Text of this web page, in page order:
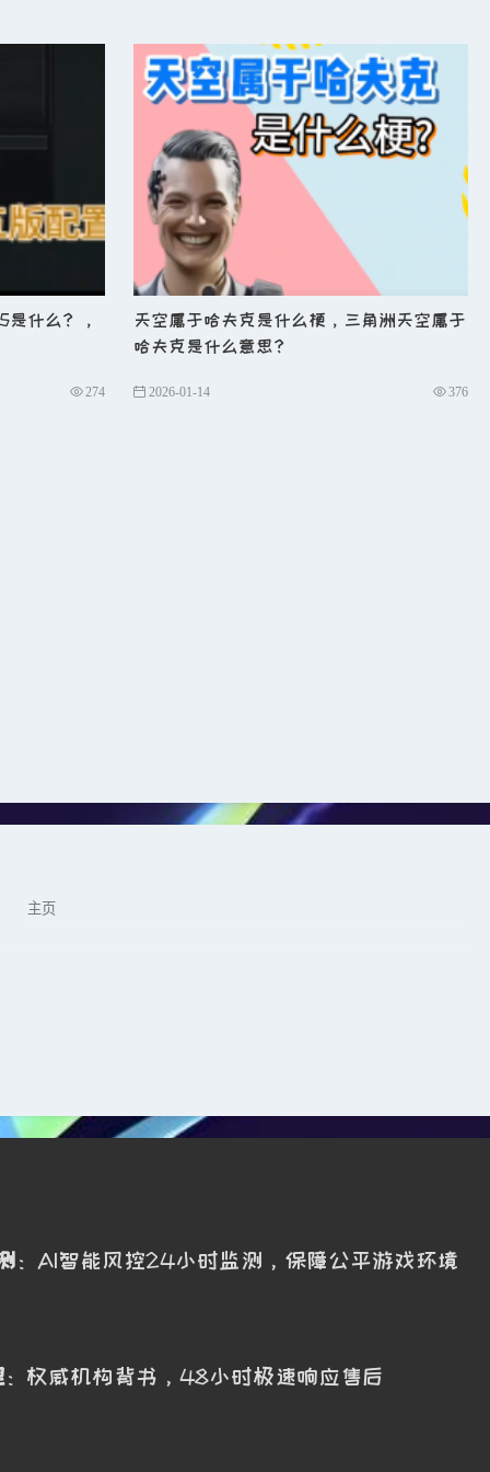
提升战斗意识比单纯练枪更重要。以下是具体执行
什么？，
274
天空属于哈夫克是什么梗，三角洲天空属于
哈夫克是什么意思？
2026-01-14 376
：AI智能风控24小时监测，保障公平游戏环境
：权威机构背书，48小时极速响应售后